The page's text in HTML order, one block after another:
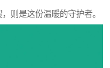
则是这份温暖的守护者。